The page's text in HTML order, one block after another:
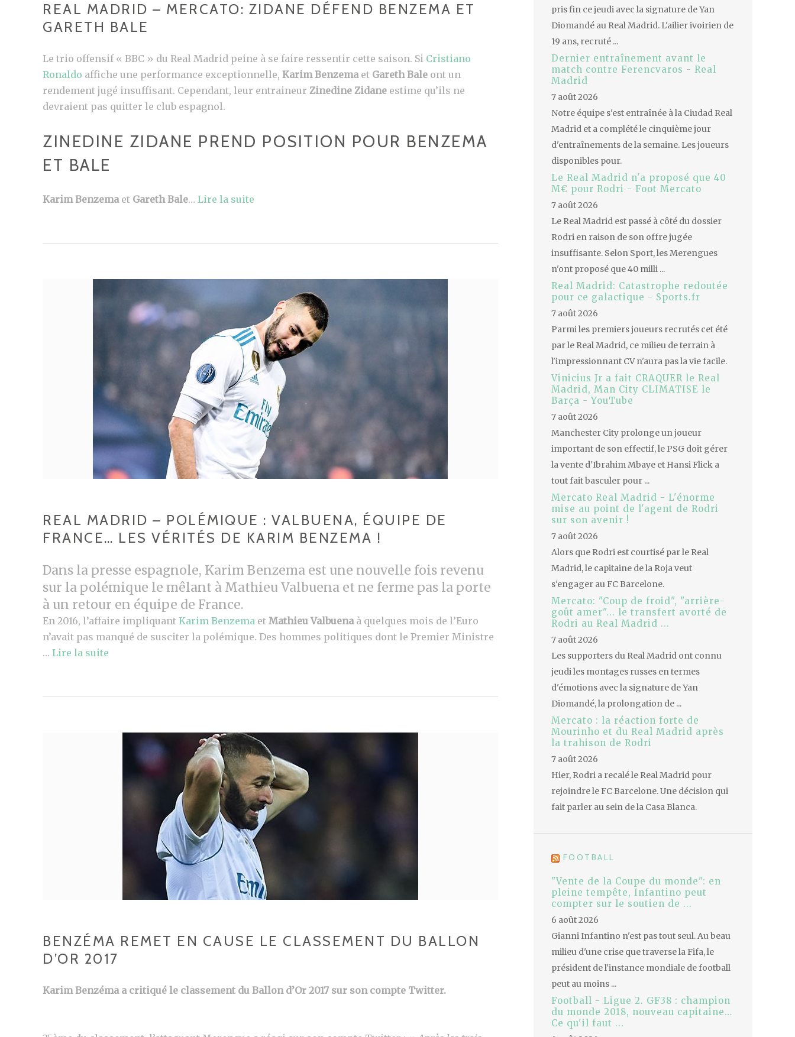
REAL MADRID – MERCATO: ZIDANE DÉFEND BENZEMA ET
GARETH BALE
Le trio offensif « BBC » du Real Madrid peine à se faire ressentir cette saison. Si Cristiano
Ronaldo affiche une performance exceptionnelle, Karim Benzemaet Gareth Bale ont un
rendement jugé insuffisant. Cependant, leur entraineur Zinedine Zidane estime qu’ils ne
devraient pas quitter le club espagnol.
ZINEDINE ZIDANE PREND POSITION POUR BENZEMA
ET BALE
Karim Benzemaet Gareth Bale… Lire la suite
REAL MADRID – POLÉMIQUE : VALBUENA, ÉQUIPE DE
FRANCE… LES VÉRITÉS DE KARIM BENZEMA !
Dans la presse espagnole, Karim Benzema est une nouvelle fois revenu
sur la polémique le mêlant à Mathieu Valbuena et ne ferme pas la porte
à un retour en équipe de France.
En 2016, l’affaire impliquant Karim Benzema et Mathieu Valbuenaà quelques mois de l’Euro
n’avait pas manqué de susciter la polémique. Des hommes politiques dont le Premier Ministre
… Lire la suite
BENZÉMA REMET EN CAUSE LE CLASSEMENT DU BALLON
D’OR 2017
Karim Benzéma a critiqué le classement du Ballon d’Or 2017 sur son compte Twitter.
pris fin ce jeudi avec la signature de Yan
Diomandé au Real Madrid. L'ailier ivoirien de
19 ans, recruté ...
Dernier entraînement avant le
match contre Ferencvaros - Real
Madrid
7 août 2026
Notre équipe s'est entraînée à la Ciudad Real
Madrid et a complété le cinquième jour
d'entraînements de la semaine. Les joueurs
disponibles pour.
Le Real Madrid n'a proposé que 40
M€ pour Rodri - Foot Mercato
7 août 2026
Le Real Madrid est passé à côté du dossier
Rodri en raison de son offre jugée
insuffisante. Selon Sport, les Merengues
n'ont proposé que 40 milli ...
Real Madrid: Catastrophe redoutée
pour ce galactique - Sports.fr
7 août 2026
Parmi les premiers joueurs recrutés cet été
par le Real Madrid, ce milieu de terrain à
l'impressionnant CV n'aura pas la vie facile.
Vinicius Jr a fait CRAQUER le Real
Madrid, Man City CLIMATISE le
Barça - YouTube
7 août 2026
Manchester City prolonge un joueur
important de son effectif, le PSG doit gérer
la vente d'Ibrahim Mbaye et Hansi Flick a
tout fait basculer pour ...
Mercato Real Madrid - L'énorme
mise au point de l'agent de Rodri
sur son avenir !
7 août 2026
Alors que Rodri est courtisé par le Real
Madrid, le capitaine de la Roja veut
s'engager au FC Barcelone.
Mercato: "Coup de froid", "arrière-
goût amer"... le transfert avorté de
Rodri au Real Madrid ...
7 août 2026
Les supporters du Real Madrid ont connu
jeudi les montages russes en termes
d'émotions avec la signature de Yan
Diomandé, la prolongation de ...
Mercato : la réaction forte de
Mourinho et du Real Madrid après
la trahison de Rodri
7 août 2026
Hier, Rodri a recalé le Real Madrid pour
rejoindre le FC Barcelone. Une décision qui
fait parler au sein de la Casa Blanca.
FOOTBALL
"Vente de la Coupe du monde": en
pleine tempête, Infantino peut
compter sur le soutien de ...
6 août 2026
Gianni Infantino n'est pas tout seul. Au beau
milieu d'une crise que traverse la Fifa, le
président de l'instance mondiale de football
peut au moins ...
Football - Ligue 2. GF38 : champion
du monde 2018, nouveau capitaine…
Ce qu'il faut ...